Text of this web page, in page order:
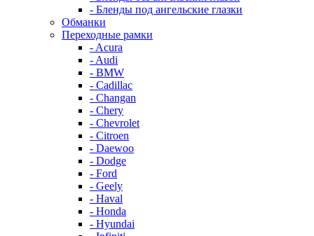
- Бленды под ангельские глазки
Обманки
Переходные рамки
- Acura
- Audi
- BMW
- Cadillac
- Changan
- Chery
- Chevrolet
- Citroen
- Daewoo
- Dodge
- Ford
- Geely
- Haval
- Honda
- Hyundai